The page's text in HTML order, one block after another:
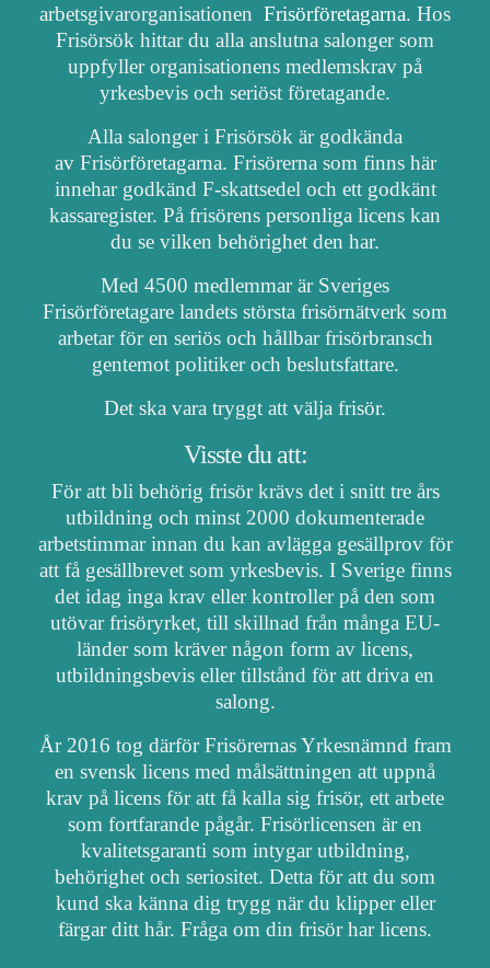
arbetsgivarorganisationen Frisörföretagarna. Hos
Frisörsök hittar du alla anslutna salonger som
uppfyller organisationens medlemskrav på
yrkesbevis och seriöst företagande.
Alla salonger i Frisörsök är godkända
av Frisörföretagarna. Frisörerna som finns här
innehar godkänd F-skattsedel och ett godkänt
kassaregister. På frisörens personliga licens kan
du se vilken behörighet den har.
Med 4500 medlemmar är Sveriges
Frisörföretagare landets största frisörnätverk som
arbetar för en seriös och hållbar frisörbransch
gentemot politiker och beslutsfattare.
Det ska vara tryggt att välja frisör.
Visste du att:
För att bli behörig frisör krävs det i snitt tre års
utbildning och minst 2000 dokumenterade
arbetstimmar innan du kan avlägga gesällprov för
att få gesällbrevet som yrkesbevis. I Sverige finns
det idag inga krav eller kontroller på den som
utövar frisöryrket, till skillnad från många EU-
länder som kräver någon form av licens,
utbildningsbevis eller tillstånd för att driva en
salong.
År 2016 tog därför Frisörernas Yrkesnämnd fram
en svensk licens med målsättningen att uppnå
krav på licens för att få kalla sig frisör, ett arbete
som fortfarande pågår. Frisörlicensen är en
kvalitetsgaranti som intygar utbildning,
behörighet och seriositet. Detta för att du som
kund ska känna dig trygg när du klipper eller
färgar ditt hår. Fråga om din frisör har licens.